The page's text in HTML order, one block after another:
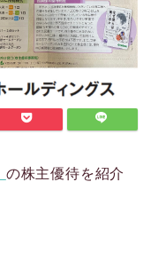
の株主優待を紹介